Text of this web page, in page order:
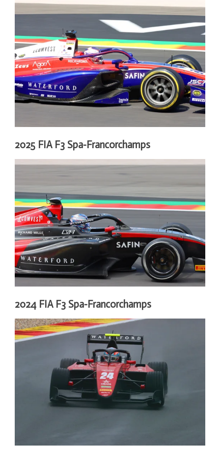
2025 FIA F3 Spa-Francorchamps
2024 FIA F3 Spa-Francorchamps